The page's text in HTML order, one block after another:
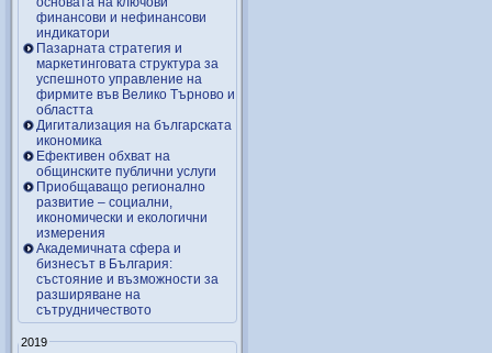
финансови и нефинансови
индикатори
Пазарната стратегия и
маркетинговата структура за
успешното управление на
фирмите във Велико Търново и
областта
Дигитализация на българската
икономика
Ефективен обхват на
общинските публични услуги
Приобщаващо регионално
развитие – социални,
икономически и екологични
измерения
Академичната сфера и
бизнесът в България:
състояние и възможности за
разширяване на
сътрудничеството
2019